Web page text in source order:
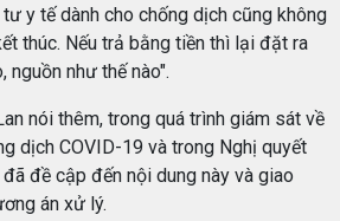
y tế dành cho chống dịch cũng không
thúc. Nếu trả bằng tiền thì lại đặt ra
nguồn như thế nào".
nói thêm, trong quá trình giám sát về
dịch COVID-19 và trong Nghị quyết
đề cập đến nội dung này và giao
án xử lý.